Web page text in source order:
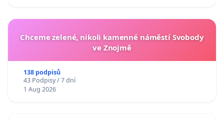
Chceme zelené, nikoli kamenné náměstí Svobody
ve Znojmě
138 podpisů
43 Podpisy / 7 dní
1 Aug 2026